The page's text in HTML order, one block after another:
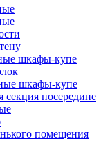
шкафы-купе
шкафы-купе
секция посередине
помещения